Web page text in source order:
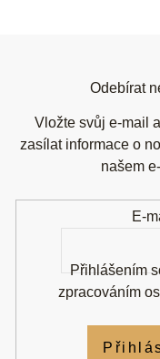
Odebírat
Vložte svůj e-mail
zasílat informace o
našem
E-
zpracováním